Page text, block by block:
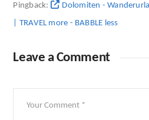
Pingback:
Dolomiten -
| TRAVEL more - BABBLE less
Leave a Comment